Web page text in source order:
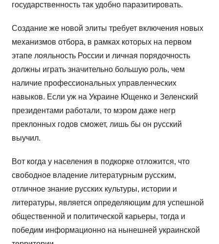
государственность так удобно паразитировать.
Создание же новой элиты требует включения новых
механизмов отбора, в рамках которых на первом
этапе лояльность России и личная порядочность
должны играть значительно большую роль, чем
наличие профессиональных управленческих
навыков. Если уж на Украине Ющенко и Зеленский
президентами работали, то мэром даже негр
преклонных годов сможет, лишь бы он русский
выучил.
Вот когда у населения в подкорке отложится, что
свободное владение литературным русским,
отличное знание русских культуры, истории и
литературы, является определяющим для успешной
общественной и политической карьеры, тогда и
победим информационно на нынешней украинской